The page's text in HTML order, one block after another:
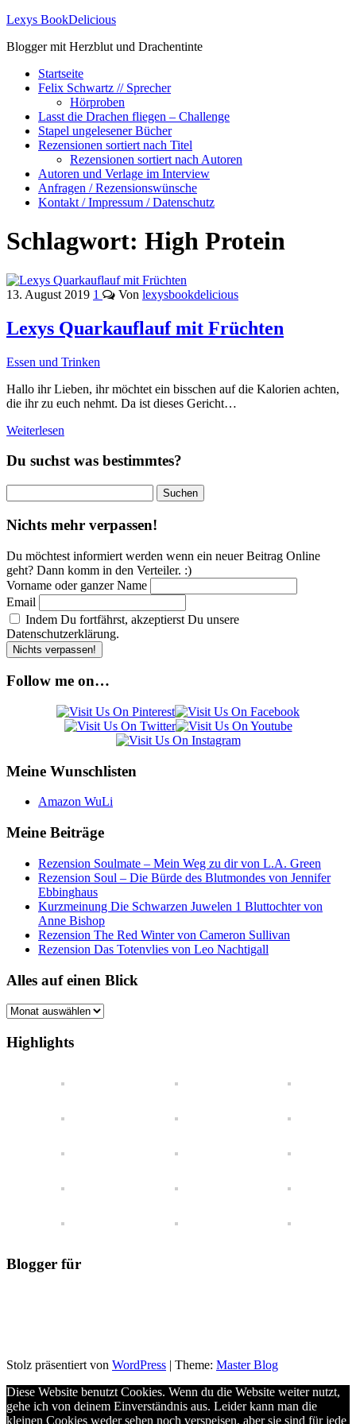
Lexys BookDelicious
Blogger mit Herzblut und Drachentinte
Startseite
Felix Schwartz // Sprecher
Hörproben
Lasst die Drachen fliegen – Challenge
Stapel ungelesener Bücher
Rezensionen sortiert nach Titel
Rezensionen sortiert nach Autoren
Autoren und Verlage im Interview
Anfragen / Rezensionswünsche
Kontakt / Impressum / Datenschutz
Schlagwort: High Protein
13. August 2019 1 Von lexysbookdelicious
Lexys Quarkauflauf mit Früchten
Essen und Trinken
Hallo ihr Lieben, ihr möchtet ein bisschen auf die Kalorien achten,
die ihr zu euch nehmt. Da ist dieses Gericht…
Weiterlesen
Du suchst was bestimmtes?
nach:
Nichts mehr verpassen!
Du möchtest informiert werden wenn ein neuer Beitrag Online
geht? Dann komm in den Verteiler. :)
Vorname oder ganzer Name
Email
Indem Du fortfährst, akzeptierst Du unsere
Datenschutzerklärung.
Follow me on…
Meine Wunschlisten
Amazon WuLi
Meine Beiträge
Rezension Soulmate – Mein Weg zu dir von L.A. Green
Rezension Soul – Die Bürde des Blutmondes von Jennifer
Ebbinghaus
Kurzmeinung Die Schwarzen Juwelen 1 Bluttochter von
Anne Bishop
Rezension The Red Winter von Cameron Sullivan
Rezension Das Totenvlies von Leo Nachtigall
Alles auf einen Blick
Alles
einen
Blick
Highlights
Blogger für
Stolz präsentiert von WordPress | Theme: Master Blog
Diese Website benutzt Cookies. Wenn du die Website weiter nutzt,
gehe ich von deinem Einverständnis aus. Leider kann man die
kleinen Cookies weder sehen noch verspeisen, aber sie sind für jede